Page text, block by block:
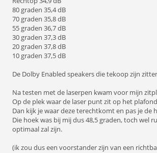
80 graden 35,4 dB
70 graden 35,8 dB
55 graden 36,7 dB
30 graden 37,3 dB
20 graden 37,8 dB
10 graden 37,5 dB
De Dolby Enabled speakers die tekoop zijn
Na testen met de laserpen kwam voor mijn
Op de plek waar de laser punt zit op het
Dan kijk je waar deze terechtkomt en pas je
Die hoek was bij mij dus 48,5 graden, toch wel
optimaal zal zijn.
(ik zou dus een voorstander zijn van een